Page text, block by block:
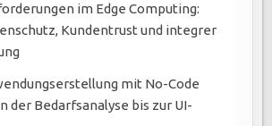
im Edge Computing:
Kundentrust und integrer
mit No-Code
der Bedarfsanalyse bis zur UI-